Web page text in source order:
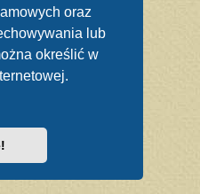
oraz
lub
określić w